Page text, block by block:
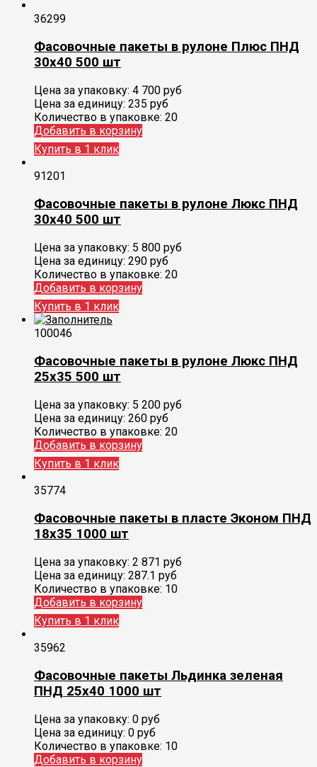
36299
Фасовочные пакеты в рулоне Плюс ПНД
30х40 500 шт
Цена за упаковку: 4 700 руб
Цена за единицу: 235 руб
Количество в упаковке: 20
Добавить в корзину
Купить в 1 клик
91201
Фасовочные пакеты в рулоне Люкс ПНД
30х40 500 шт
Цена за упаковку: 5 800 руб
Цена за единицу: 290 руб
Количество в упаковке: 20
Добавить в корзину
Купить в 1 клик
100046
Фасовочные пакеты в рулоне Люкс ПНД
25х35 500 шт
Цена за упаковку: 5 200 руб
Цена за единицу: 260 руб
Количество в упаковке: 20
Добавить в корзину
Купить в 1 клик
35774
Фасовочные пакеты в пласте Эконом ПНД
18х35 1000 шт
Цена за упаковку: 2 871 руб
Цена за единицу: 287.1 руб
Количество в упаковке: 10
Добавить в корзину
Купить в 1 клик
35962
Фасовочные пакеты Льдинка зеленая
ПНД 25х40 1000 шт
Цена за упаковку: 0 руб
Цена за единицу: 0 руб
Количество в упаковке: 10
Добавить в корзину